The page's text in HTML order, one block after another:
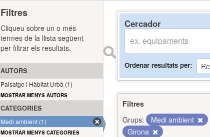
Cercador
Ordenar resultats per
Filtres
Grups:
Medi ambient
Girona
Filtres
Cliqueu sobre un o més
termes de la llista següent
per filtrar els resultats.
AUTORS
Paisatge i Hàbitat Urbà (1)
MOSTRAR MENYS AUTORS
CATEGORIES
Medi ambient (1)
MOSTRAR MENYS CATEGORIES